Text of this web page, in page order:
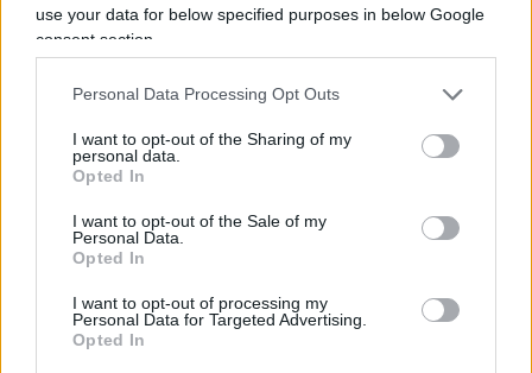
use your data for below specified purposes in below Google
consent section.
Personal Data Processing Opt Outs
I want to opt-out of the Sharing of my
personal data.
Opted In
I want to opt-out of the Sale of my
Personal Data.
Opted In
I want to opt-out of processing my
Personal Data for Targeted Advertising.
Opted In
C’è poi un tema di principio: l’abbonamento è un
contratto, non una proprietà piena ed è dunque
quelle legate al rinnovo. Ma la libertà contrattuale
del tifoso — decidere se andare o meno alla
partita — non dovrebbe essere sacrificata
sull’altare di un problema che riguarda una
minoranza di speculatori.